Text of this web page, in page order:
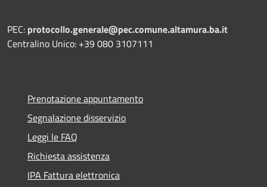
PEC: protocollo.generale@pec.comune.altamura.ba.it
Centralino Unico: +39 080 3107111
Prenotazione appuntamento
Segnalazione disservizio
Leggi le FAQ
Richiesta assistenza
IPA Fattura elettronica